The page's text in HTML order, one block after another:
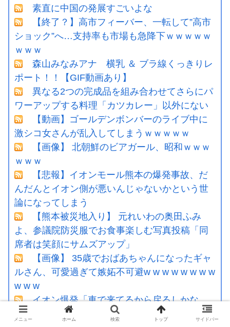
素直に中国の発展すごいよな
【終了？】高市フィーバー、一転して”高市
ショック”へ…支持率も市場も急降下ｗｗｗｗｗ
ｗｗｗ
森山みなみアナ 横乳 ＆ ブラ線くっきりレ
ポート！！【GIF動画あり】
異なる2つの完成品を組み合わせてさらにパ
ワーアップする料理「カツカレー」以外にない
【動画】ゴールデンボンバーのライブ中に
激シコ女さんが乱入してしまうｗｗｗｗｗ
【画像】 北朝鮮のビアガール、昭和ｗｗｗ
ｗｗｗ
【悲報】イオンモール熊本の爆発事故、だ
んだんとイオン側が悪いんじゃないかという世
論になってしまう
【熊本被災地入り】 元れいわの奥田ふみ
よ、参議院防災服でお食事楽しむ写真投稿「同
席者は笑顔にサムズアップ」
【画像】 35歳でおばあちゃんになったギャ
ルさん、可愛過ぎて嫉妬不可避w w w w w w w w
w w w
イオン爆発「車で来てるから戻るしかな
い」避難後に館内へ…現場の実態が判明
メニュー ホーム 検索 トップ サイドバー